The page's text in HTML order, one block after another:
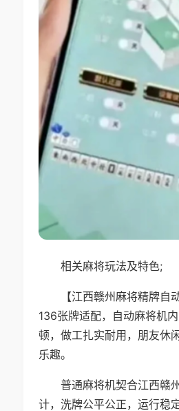
相关麻将玩法及特色;
【江西赣州麻将精牌自
136张牌适配，自动麻将机
顿，做工扎实耐用，朋友休
乐趣。
普通麻将机契合江西赣
计，洗牌公平公正，运行稳